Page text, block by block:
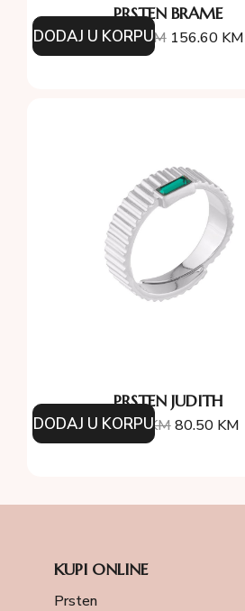
PRSTEN BRAME
174.00KM 156.60 KM
DODAJ U KORPU
PRSTEN JUDITH
115.00KM80.50 KM
DODAJ U KORPU
KUPI ONLINE
Prsten